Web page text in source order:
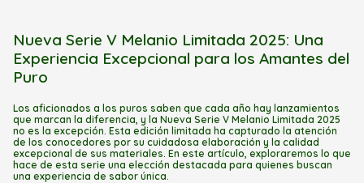
Nueva Serie V Melanio Limitada 2025: Una
Experiencia Excepcional para los Amantes del
Puro
Los aficionados a los puros saben que cada año hay lanzamientos
que marcan la diferencia, y la Nueva Serie V Melanio Limitada 2025
no es la excepción. Esta edición limitada ha capturado la atención
de los conocedores por su cuidadosa elaboración y la calidad
excepcional de sus materiales. En este artículo, exploraremos lo que
hace de esta serie una elección destacada para quienes buscan
una experiencia de sabor única.